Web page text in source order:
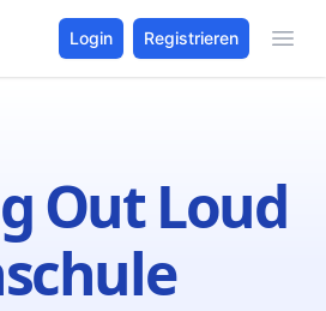
Login Registrieren
Out Loud